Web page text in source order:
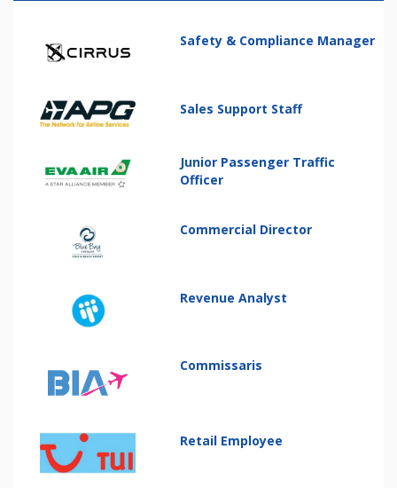
Safety & Compliance Manager
Sales Support Staff
Junior Passenger Traffic
Officer
Commercial Director
Revenue Analyst
Commissaris
Retail Employee